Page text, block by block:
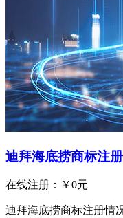
迪拜海底捞商标注
在线注册：￥0元
迪拜海底捞商标注册情